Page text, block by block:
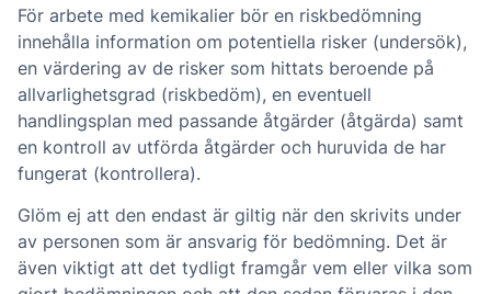
För arbete med kemikalier bör en riskbedömning
innehålla information om potentiella risker (undersök),
en värdering av de risker som hittats beroende på
allvarlighetsgrad (riskbedöm), en eventuell
handlingsplan med passande åtgärder (åtgärda) samt
en kontroll av utförda åtgärder och huruvida de har
fungerat (kontrollera).
Glöm ej att den endast är giltig när den skrivits under
av personen som är ansvarig för bedömning. Det är
även viktigt att det tydligt framgår vem eller vilka som